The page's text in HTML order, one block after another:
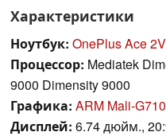
Характеристики
Ноутбук: OnePlus Ace 2V
Процессор: Mediatek
9000 Dimensity 9000
Графика: ARM Mali-
Дисплей: 6.74 дюйм.,